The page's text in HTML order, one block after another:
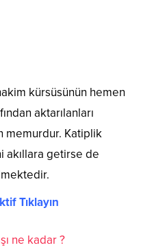
kürsüsünün hemen
aktarılanları
memurdur. Katiplik
akıllara getirse de
Tıklayın
ne kadar ?